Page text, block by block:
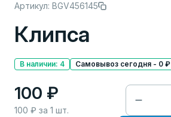
Артикул: BGV456145
Клипса
В наличии: 4 Самовывоз сегодня - 0 ₽
100 ₽
100 ₽ за 1 шт.